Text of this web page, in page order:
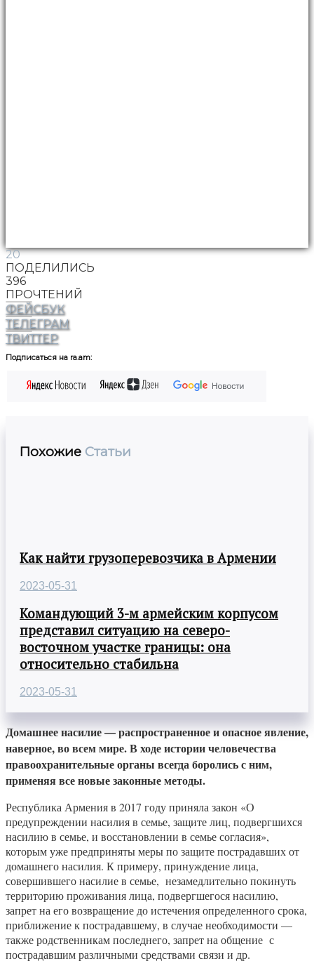
20
ПОДЕЛИЛИСЬ
396
ПРОЧТЕНИЙ
ФЕЙСБУК
ТЕЛЕГРАМ
ТВИТТЕР
Подписаться на ra.am:
Похожие Статьи
Как найти грузоперевозчика в Армении
2023-05-31
Командующий 3-м армейским корпусом
представил ситуацию на северо-
восточном участке границы: она
относительно стабильна
2023-05-31
Домашнее насилие — распространенное и опасное явление,
наверное, во всем мире. В ходе истории человечества
правоохранительные органы всегда боролись с ним,
применяя все новые законные методы.
Республика Армения в 2017 году приняла закон «О
предупреждении насилия в семье, защите лиц, подвергшихся
насилию в семье, и восстановлении в семье согласия»,
которым уже предприняты меры по защите пострадавших от
домашнего насилия. К примеру, принуждение лица,
совершившего насилие в семье, незамедлительно покинуть
территорию проживания лица, подвергшегося насилию,
запрет на его возвращение до истечения определенного срока,
приближение к пострадавшему, в случае необходимости —
также родственникам последнего, запрет на общение с
пострадавшим различными средствами связи и др.